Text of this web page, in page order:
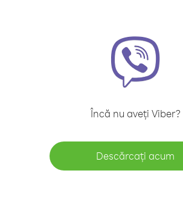
Încă nu aveți Viber?
Descărcați acum